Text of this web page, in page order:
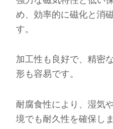
め、効率的に磁化と消
す。
加工性も良好で、精密
形も容易です。
耐腐食性により、湿気
境でも耐久性を確保しま